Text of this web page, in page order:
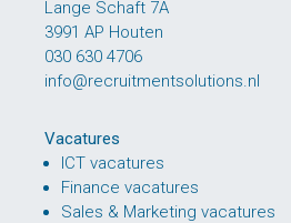
Lange Schaft 7A
3991 AP Houten
030 630 4706
info@recruitmentsolutions.nl
Vacatures
ICT vacatures
Finance vacatures
Sales & Marketing vacatures